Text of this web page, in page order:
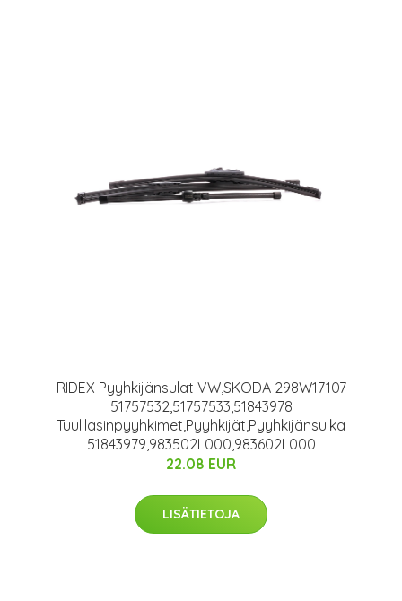
RIDEX Pyyhkijänsulat VW,SKODA 298W17107
51757532,51757533,51843978
Tuulilasinpyyhkimet,Pyyhkijät,Pyyhkijänsulka
51843979,983502L000,983602L000
22.08 EUR
LISÄTIETOJA